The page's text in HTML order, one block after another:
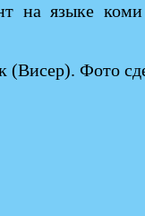
на языке
(Висер). Фото